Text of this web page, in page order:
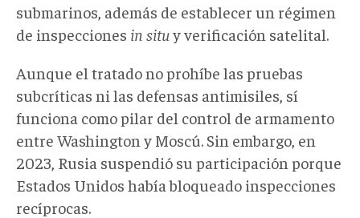
submarinos, además de establecer un régimen
de inspecciones in situy verificación satelital.
Aunque el tratado no prohíbe las pruebas
subcríticas ni las defensas antimisiles, sí
funciona como pilar del control de armamento
entre Washington y Moscú. Sin embargo, en
2023, Rusia suspendió su participación porque
Estados Unidos había bloqueado inspecciones
recíprocas.